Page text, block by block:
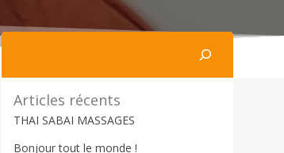
Rechercher
Articles récents
THAI SABAI MASSAGES
Bonjour tout le monde !